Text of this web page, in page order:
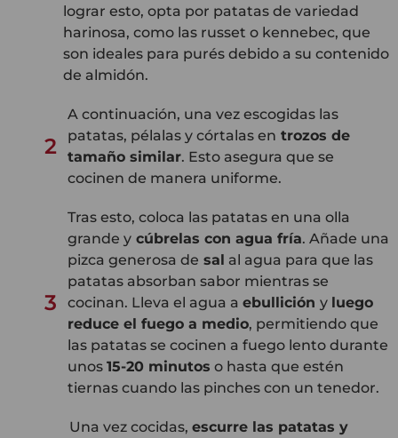
lograr esto, opta por patatas de variedad
harinosa, como las russet o kennebec, que
son ideales para purés debido a su contenido
de almidón.
2
A continuación, una vez escogidas las
patatas, pélalas y córtalas en trozos de
tamaño similar. Esto asegura que se
cocinen de manera uniforme.
3
Tras esto, coloca las patatas en una olla
grande y cúbrelas con agua fría. Añade una
pizca generosa de sal al agua para que las
patatas absorban sabor mientras se
cocinan. Lleva el agua a ebullición y luego
reduce el fuego a medio, permitiendo que
las patatas se cocinen a fuego lento durante
unos 15-20 minutos o hasta que estén
tiernas cuando las pinches con un tenedor.
Una vez cocidas, escurre las patatas y